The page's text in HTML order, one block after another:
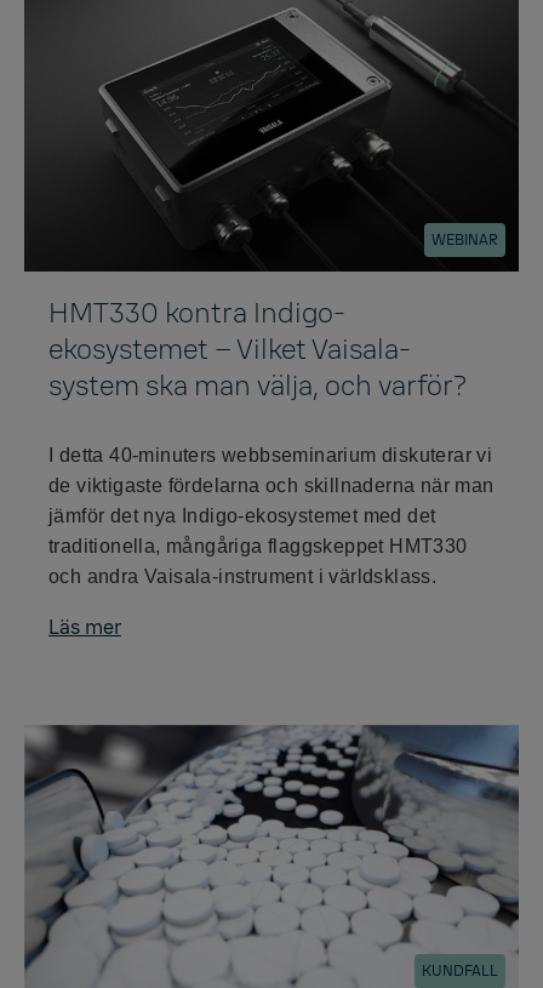
WEBINAR
HMT330 kontra Indigo-
ekosystemet – Vilket Vaisala-
system ska man välja, och varför?
I detta 40-minuters webbseminarium diskuterar vi
de viktigaste fördelarna och skillnaderna när man
jämför det nya Indigo-ekosystemet med det
traditionella, mångåriga flaggskeppet HMT330
och andra Vaisala-instrument i världsklass.
Läs mer
KUNDFALL